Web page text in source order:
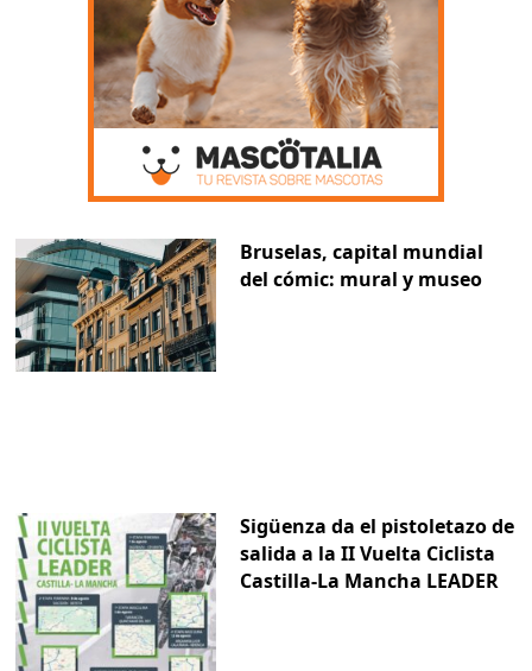
Bruselas, capital mundial
del cómic: mural y museo
Sigüenza da el pistoletazo de
salida a la II Vuelta Ciclista
Castilla-La Mancha LEADER